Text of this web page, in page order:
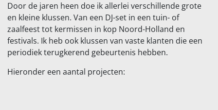
Door de jaren heen doe ik allerlei verschillende grote
en kleine klussen. Van een DJ-set in een tuin- of
zaalfeest tot kermissen in kop Noord-Holland en
festivals. Ik heb ook klussen van vaste klanten die een
periodiek terugkerend gebeurtenis hebben.
Hieronder een aantal projecten: